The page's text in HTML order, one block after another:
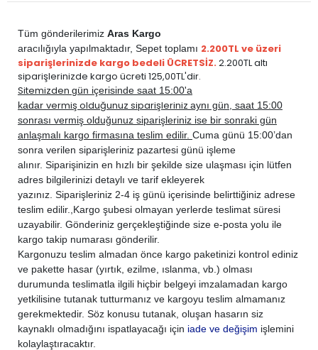
Tüm gönderilerimiz Aras Kargo
aracılığıyla yapılmaktadır, Sepet toplamı 2.200TL ve üzeri
siparişlerinizde kargo bedeli ÜCRETSİZ.2.200TL altı
siparişlerinizde kargo ücreti 125,00TL'dir.
Sitemizden gün içerisinde saat 15:00'a
kadar vermiş olduğunuz siparişleriniz aynı gün, saat 15:00
sonrası vermiş olduğunuz siparişleriniz ise bir sonraki gün
anlaşmalı kargo firmasına teslim edilir. Cuma günü 15:00’dan
sonra verilen siparişleriniz pazartesi günü işleme
alınır. Siparişinizin en hızlı bir şekilde size ulaşması için lütfen
adres bilgilerinizi detaylı ve tarif ekleyerek
yazınız. Siparişleriniz 2-4 iş günü içerisinde belirttiğiniz adrese
teslim edilir., Kargo şubesi olmayan yerlerde teslimat süresi
uzayabilir. Gönderiniz gerçekleştiğinde size e-posta yolu ile
kargo takip numarası gönderilir.
Kargonuzu teslim almadan önce kargo paketinizi kontrol ediniz
ve pakette hasar (yırtık, ezilme, ıslanma, vb.) olması
durumunda teslimatla ilgili hiçbir belgeyi imzalamadan kargo
yetkilisine tutanak tutturmanız ve kargoyu teslim almamanız
gerekmektedir. Söz konusu tutanak, oluşan hasarın siz
kaynaklı olmadığını ispatlayacağı için iade ve değişim işlemini
kolaylaştıracaktır.